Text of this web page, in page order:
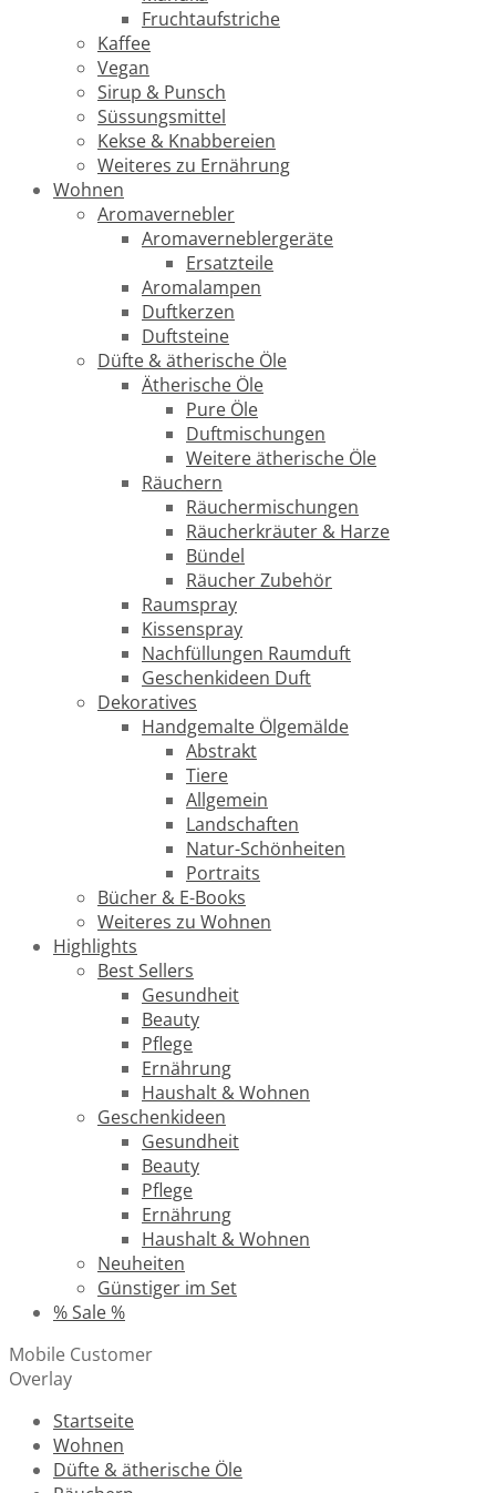
Fruchtaufstriche
Kaffee
Vegan
Sirup & Punsch
Süssungsmittel
Kekse & Knabbereien
Weiteres zu Ernährung
Wohnen
Aromavernebler
Aromaverneblergeräte
Ersatzteile
Aromalampen
Duftkerzen
Duftsteine
Düfte & ätherische Öle
Ätherische Öle
Pure Öle
Duftmischungen
Weitere ätherische Öle
Räuchern
Räuchermischungen
Räucherkräuter & Harze
Bündel
Räucher Zubehör
Raumspray
Kissenspray
Nachfüllungen Raumduft
Geschenkideen Duft
Dekoratives
Handgemalte Ölgemälde
Abstrakt
Tiere
Allgemein
Landschaften
Natur-Schönheiten
Portraits
Bücher & E-Books
Weiteres zu Wohnen
Highlights
Best Sellers
Gesundheit
Beauty
Pflege
Ernährung
Haushalt & Wohnen
Geschenkideen
Gesundheit
Beauty
Pflege
Ernährung
Haushalt & Wohnen
Neuheiten
Günstiger im Set
% Sale %
Mobile Customer
Overlay
Startseite
Wohnen
Düfte & ätherische Öle